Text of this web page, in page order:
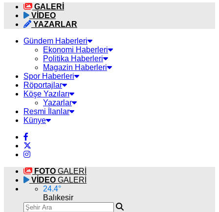
GALERİ
VİDEO
YAZARLAR
Gündem Haberleri
Ekonomi Haberleri
Politika Haberleri
Magazin Haberleri
Spor Haberleri
Röportajlar
Köşe Yazıları
Yazarlar
Resmi İlanlar
Künye
FOTO GALERİ
VİDEO GALERİ
24.4°
Balıkesir